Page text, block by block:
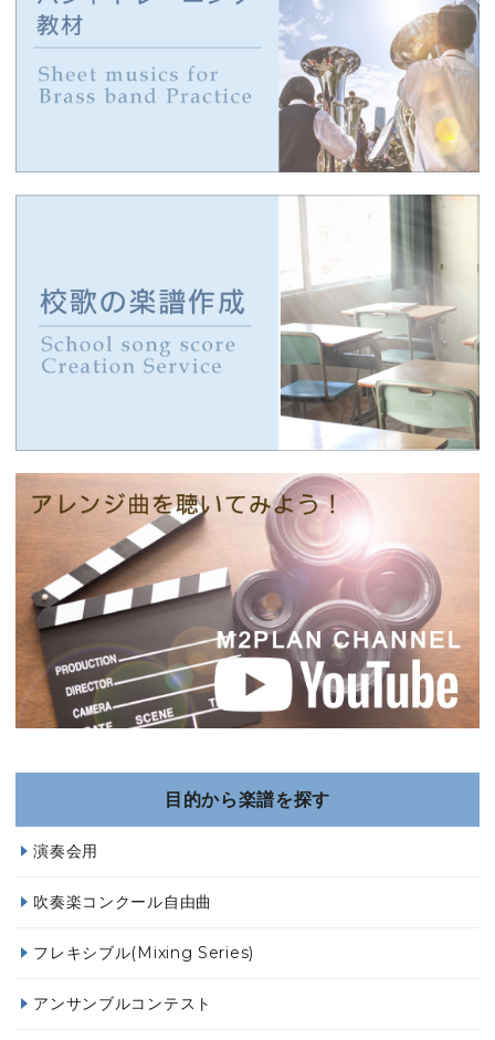
目的から楽譜を探す
演奏会用
吹奏楽コンクール自由曲
フレキシブル(Mixing Series)
アンサンブルコンテスト